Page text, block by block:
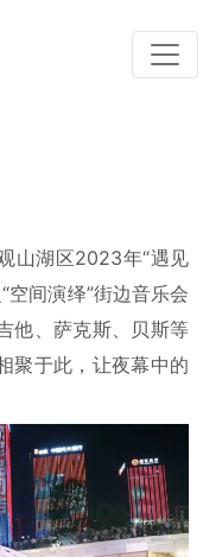
山湖区2023年“遇见
空间演绎”街边音乐会
他、萨克斯、贝斯等
聚于此，让夜幕中的